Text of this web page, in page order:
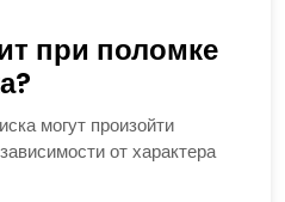
при поломке
могут произойти
от характера